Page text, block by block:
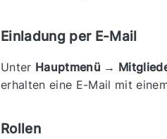
Einladung per E-Mail
Unter Hauptmenü →
erhalten eine E-Mail mit
Rollen